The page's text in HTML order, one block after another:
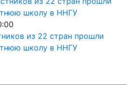
из 22 стран прошли
школу в ННГУ